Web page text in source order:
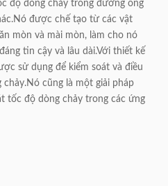
độ dòng chảy trong đường ống
được chế tạo từ các vật
mòn và mài mòn, làm cho nó
tin cậy và lâu dài.Với thiết kế
sử dụng để kiểm soát và điều
cũng là một giải pháp
tốc độ dòng chảy trong các ứng